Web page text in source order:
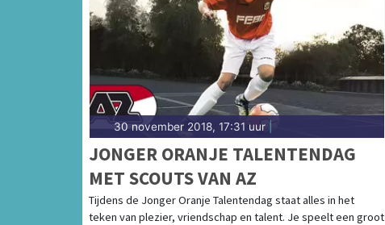
30 november 2018, 17:31 uur
JONGER ORANJE TALENTENDAG
MET SCOUTS VAN AZ
Tijdens de Jonger Oranje Talentendag staat alles in het
teken van plezier, vriendschap en talent. Je speelt een groot